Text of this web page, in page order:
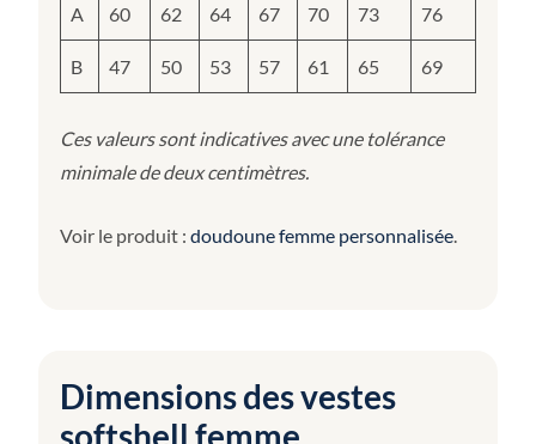
A 60 62 64 67 70 73 76
B 47 50 53 57 61 65 69
Ces valeurs sont indicatives avec une tolérance
minimale de deux centimètres.
Voir le produit : doudoune femme personnalisée.
Dimensions des vestes
softshell femme